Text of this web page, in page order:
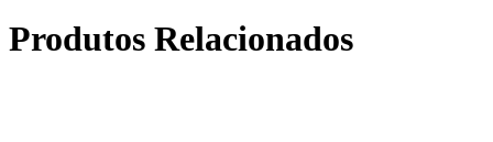
Produtos Relacionados